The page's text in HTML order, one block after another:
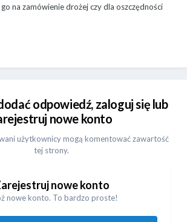
na zamówienie drożej czy dla oszczędności
odpowiedź, zaloguj się lub
nowe konto
użytkownicy mogą komentować zawartość
tej strony.
nowe konto
nowe konto. To bardzo proste!